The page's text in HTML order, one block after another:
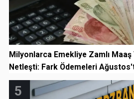
Milyonlarca Emekliye Zamlı
Netleşti: Fark Ödemeleri
5